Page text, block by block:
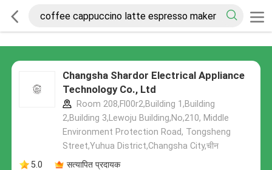
Changsha Shardor Electrical Appliance
Technology Co., Ltd
Room 208,Fl00r2,Building 1,Building
2,Building 3,Lewoju Building,No,210, Middle
Environment Protection Road, Tongsheng
Street,Yuhua District,Changsha City,चीन
5.0
सत्यापित प्रदायक